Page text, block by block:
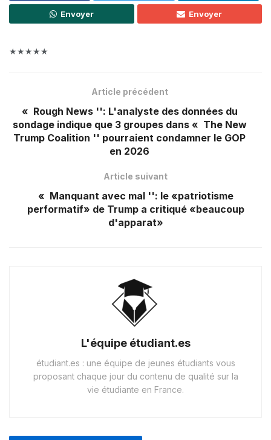
Envoyer Envoyer
★★★★★
Article précédent
« Rough News '': L'analyste des données du
sondage indique que 3 groupes dans « The New
Trump Coalition '' pourraient condamner le GOP
en 2026
Article suivant
« Manquant avec mal '': le «patriotisme
performatif» de Trump a critiqué «beaucoup
d'apparat»
L'équipe étudiant.es
étudiant.es : une équipe de jeunes étudiants vous
proposant chaque jour du contenu de qualité sur la
vie étudiante en France.